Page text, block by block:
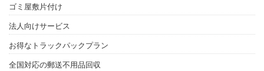
ゴミ屋敷片付け
法人向けサービス
お得なトラックパックプラン
全国対応の郵送不用品回収